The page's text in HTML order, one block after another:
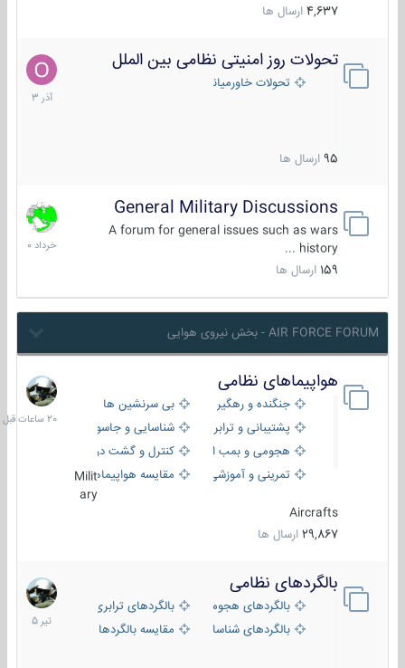
4,637 ارسال ها
تحولات روز امنیتی نظامی بین الملل
تحولات خاورمیانه
95 ارسال ها
21
آذر
1403
General Military Discussions
A forum for general issues such as wars
history ...
159 ارسال ها
10
خرداد
1400
AIR FORCE FORUM - بخش نیروی هوایی
هواپیماهای نظامی
جنگنده و رهگیر
بی سرنشین ها
پشتیبانی و ترابری
شناسایی و جاسوسی
هجومی و بمب افکن
کنترل و گشت دریایی
تمرینی و آموزشی
مقایسه هواپیماهاMilit
ary
Aircrafts
29,867 ارسال ها
20
ساعات
قبل
بالگردهای نظامی
بالگردهای هجومی
بالگردهای ترابری
بالگردهای شناسایی
مقایسه بالگردها
22
تیر
1405